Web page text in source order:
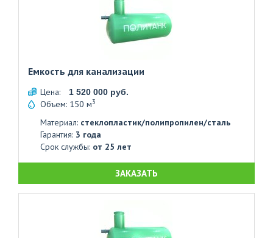
Емкость для канализации
Цена: 1 520 000 руб.
Объем: 150 м3
Материал: стеклопластик/полипропилен/сталь
Гарантия: 3 года
Срок службы: от 25 лет
ЗАКАЗАТЬ